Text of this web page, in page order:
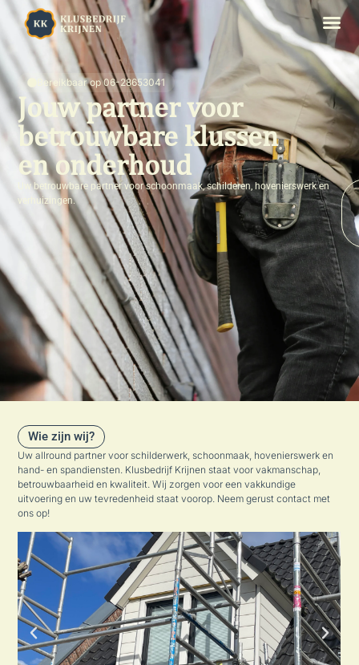
Bereikbaar op 06-28653041
Jouw partner voor
betrouwbare klussen
en onderhoud
Uw betrouwbare partner voor schoonmaak, schilderen, hovenierswerk en
verhuizingen.
Wie zijn wij?
Uw allround partner voor schilderwerk, schoonmaak, hovenierswerk en
hand- en spandiensten. Klusbedrijf Krijnen staat voor vakmanschap,
betrouwbaarheid en kwaliteit. Wij zorgen voor een vakkundige
uitvoering en uw tevredenheid staat voorop. Neem gerust contact met
ons op!